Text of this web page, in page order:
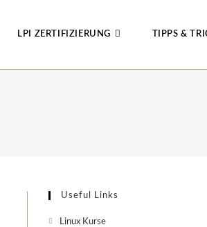
LPI ZERTIFIZIERUNG TIPPS &
Useful Links
Linux Kurse